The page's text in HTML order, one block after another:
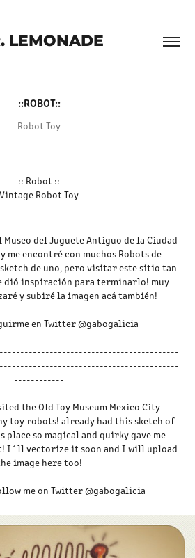
LEMONADE
::ROBOT::
Robot Toy
:: Robot ::
Vintage Robot Toy
Museo del Juguete Antiguo de la Ciudad
me encontré con muchos Robots de
de uno, pero visitar este sitio tan
dió inspiración para terminarlo! muy
y subiré la imagen acá también!
en Twitter@gabogalicia
------------
the Old Toy Museum Mexico City
toy robots! already had this sketch of
so magical and quirky gave me
vectorize it soon and I will upload
image here too!
me on Twitter@gabogalicia